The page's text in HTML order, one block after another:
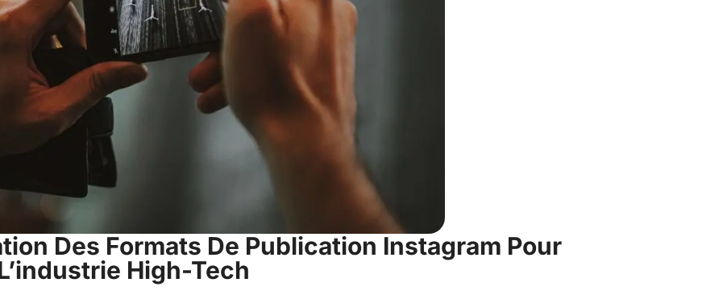
Des Formats De Publication Instagram Pour
High-Tech